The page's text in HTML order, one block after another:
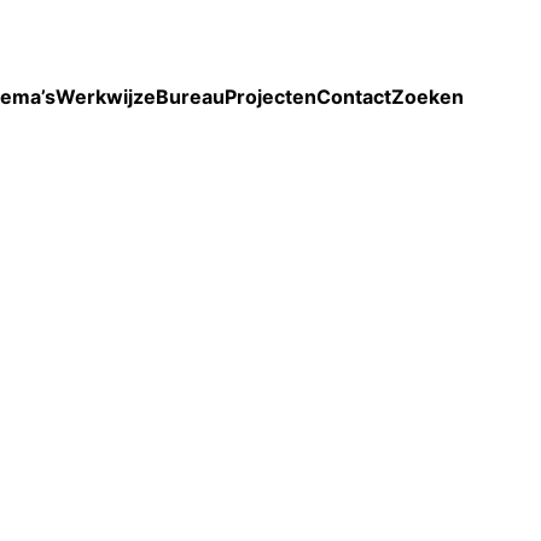
WerkwijzeBureauProjectenContactZoeken